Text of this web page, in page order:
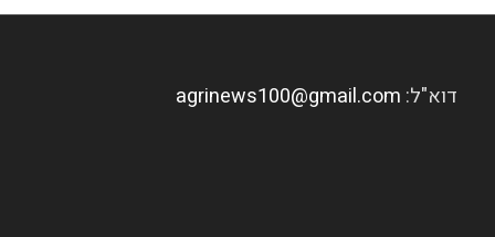
דוא"ל: agrinews100@gmail.com